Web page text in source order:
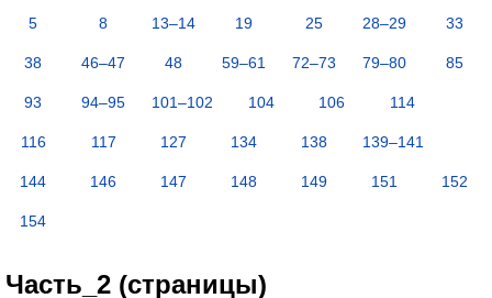
5 8 13–14 19 25 28–29 33
38 46–47 48 59–61 72–73 79–80 85
93 94–95 101–102 104 106 114
116 117 127 134 138 139–141
144 146 147 148 149 151 152
154
Часть_2 (страницы)